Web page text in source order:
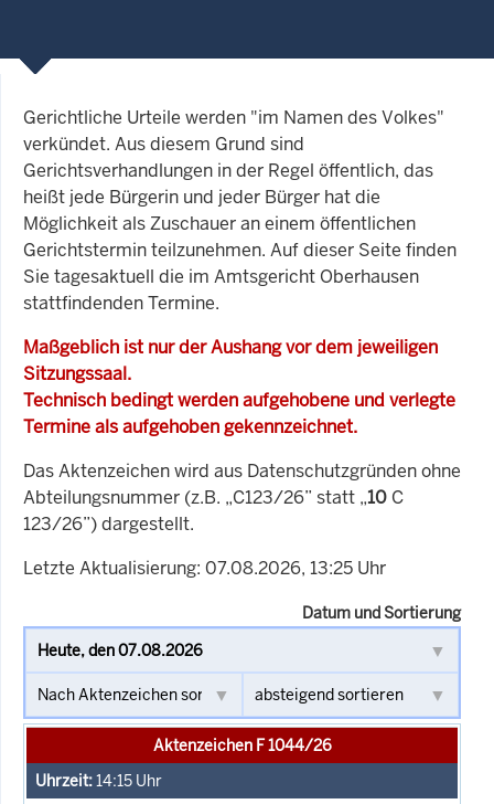
Gerichtliche Urteile werden "im Namen des Volkes"
verkündet. Aus diesem Grund sind
Gerichtsverhandlungen in der Regel öffentlich, das
heißt jede Bürgerin und jeder Bürger hat die
Möglichkeit als Zuschauer an einem öffentlichen
Gerichtstermin teilzunehmen. Auf dieser Seite finden
Sie tagesaktuell die im Amtsgericht Oberhausen
stattfindenden Termine.
Maßgeblich ist nur der Aushang vor dem jeweiligen
Sitzungssaal.
Technisch bedingt werden aufgehobene und verlegte
Termine als aufgehoben gekennzeichnet.
Das Aktenzeichen wird aus Datenschutzgründen ohne
Abteilungsnummer (z.B. „C123/26” statt „10 C
123/26”) dargestellt.
Letzte Aktualisierung: 07.08.2026, 13:25 Uhr
Datum und Sortierung
Aktenzeichen F 1044/26
14:15 Uhr